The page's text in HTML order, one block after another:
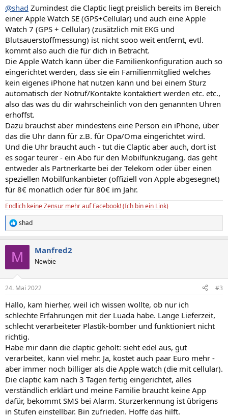
@shad Zumindest die Claptic liegt preislich bereits im Bereich
einer Apple Watch SE (GPS+Cellular) und auch eine Apple
Watch 7 (GPS + Cellular) (zusätzlich mit EKG und
Blutsauerstoffmessung) ist nicht sooo weit entfernt, evtl.
kommt also auch die für dich in Betracht.
Die Apple Watch kann über die Familienkonfiguration auch so
eingerichtet werden, dass sie ein Familienmitglied welches
kein eigenes iPhone hat nutzen kann und bei einem Sturz
automatisch der Notruf/Kontakte kontaktiert werden etc. etc.,
also das was du dir wahrscheinlich von den genannten Uhren
erhoffst.
Dazu brauchst aber mindestens eine Person ein iPhone, über
das die Uhr dann für z.B. für Opa/Oma eingerichtet wird.
Und die Uhr braucht auch - tut die Claptic aber auch, dort ist
es sogar teurer - ein Abo für den Mobilfunkzugang, das geht
entweder als Partnerkarte bei der Telekom oder über einen
speziellen Mobilfunkanbieter (offiziell von Apple abgesegnet)
für 8€ monatlich oder für 80€ im Jahr.
Endlich keine Zensur mehr auf Facebook! (Ich bin ein Link)
R
e
e
:
shad
M Manfred2
Newbie
24. Mai 2022 #3
Hallo, kam hierher, weil ich wissen wollte, ob nur ich
schlechte Erfahrungen mit der Luada habe. Lange Lieferzeit,
schlecht verarbeiteter Plastik-bomber und funktioniert nicht
richtig.
Habe mir dann die claptic geholt: sieht edel aus, gut
verarbeitet, kann viel mehr. Ja, kostet auch paar Euro mehr -
aber immer noch billiger als die Apple watch (die mit cellular).
Die claptic kam nach 3 Tagen fertig eingerichtet, alles
verständlich erklärt und meine Familie braucht keine App
dafür, bekommt SMS bei Alarm. Sturzerkennung ist übrigens
in Stufen einstellbar. Bin zufrieden. Hoffe das hilft.